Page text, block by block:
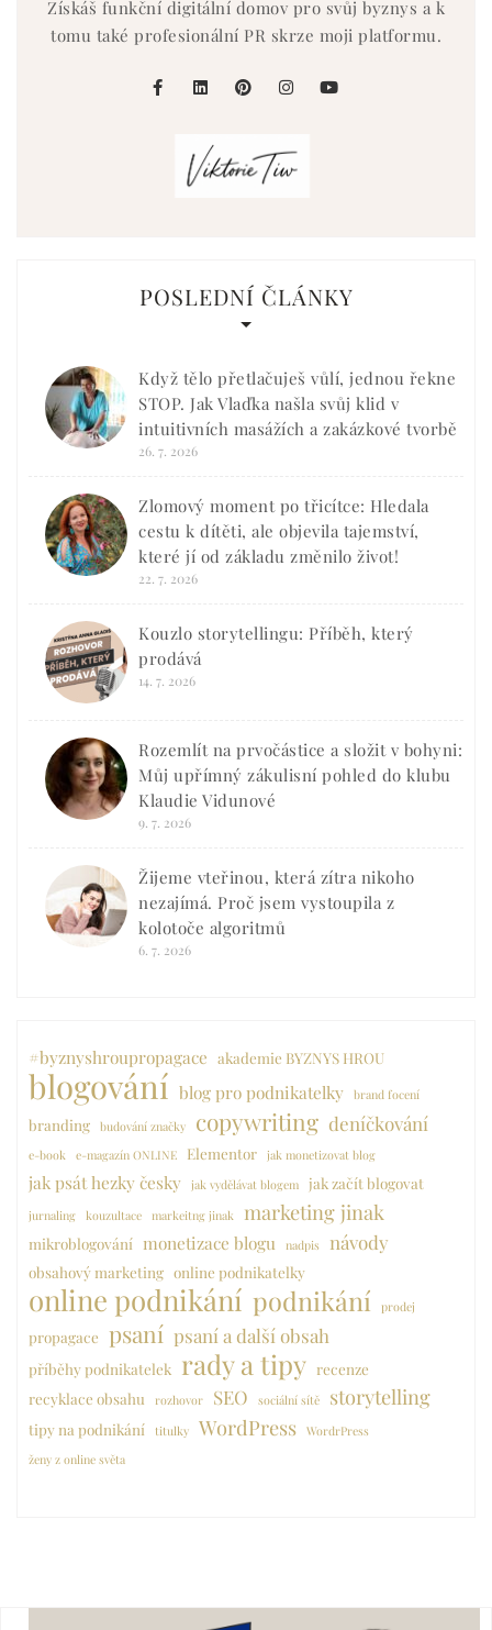
Získáš funkční digitální domov pro svůj byznys a k
tomu také profesionální PR skrze moji platformu.
POSLEDNÍ ČLÁNKY
Když tělo přetlačuješ vůlí, jednou řekne
STOP. Jak Vlaďka našla svůj klid v
intuitivních masážích a zakázkové tvorbě
26. 7. 2026
Zlomový moment po třicítce: Hledala
cestu k dítěti, ale objevila tajemství,
které jí od základu změnilo život!
22. 7. 2026
Kouzlo storytellingu: Příběh, který
prodává
14. 7. 2026
Rozemlít na prvočástice a složit v bohyni:
Můj upřímný zákulisní pohled do klubu
Klaudie Vidunové
9. 7. 2026
Žijeme vteřinou, která zítra nikoho
nezajímá. Proč jsem vystoupila z
kolotoče algoritmů
6. 7. 2026
#byznyshroupropagace akademie BYZNYS HROU
blogování blog pro podnikatelky brand focení
branding budování značky copywriting deníčkování
e-book e-magazín ONLINE Elementor jak monetizovat blog
jak psát hezky česky jak vydělávat blogem jak začít blogovat
jurnaling kouzultace markeitng jinak marketing jinak
mikroblogování monetizace blogu nadpis návody
obsahový marketing online podnikatelky
online podnikání podnikání prodej
propagace psaní psaní a další obsah
příběhy podnikatelek rady a tipy recenze
recyklace obsahu
rozhovor SEO sociální sítě storytelling
tipy na podnikání titulky WordPress WordrPress
ženy z online světa